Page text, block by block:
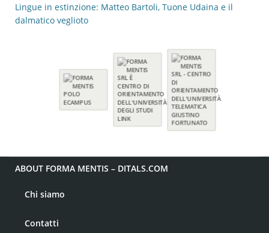
Lingue in estinzione: Matteo Bartoli, Tuone Udaina e il
dalmatico veglioto
ABOUT FORMA MENTIS – DITALS.COM
Chi siamo
Contatti